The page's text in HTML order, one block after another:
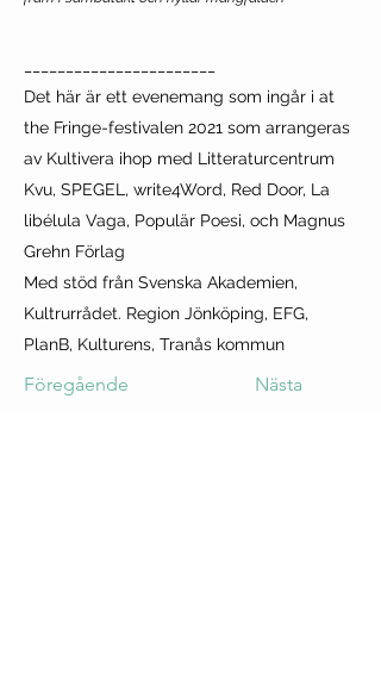
Det här är ett evenemang som ingår i at
the Fringe-festivalen 2021 som arrangeras
av Kultivera ihop med Litteraturcentrum
Kvu, SPEGEL, write4Word, Red Door, La
libélula Vaga, Populär Poesi, och Magnus
Grehn Förlag
Med stöd från Svenska Akademien,
Kultrurrådet. Region Jönköping, EFG,
PlanB, Kulturens, Tranås kommun
Föregående Nästa